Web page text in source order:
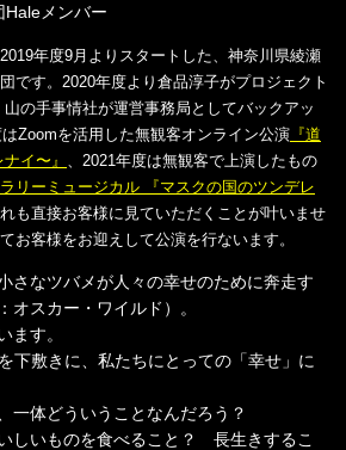
Haleメンバー
年度9月よりスタートした、神奈川県綾瀬
です。2020年度より倉品淳子がプロジェクト
の手事情社が運営事務局としてバックアッ
Zoomを活用した無観客オンライン公演 『道
イ〜』
、2021年度は無観客で上演したもの
ラリーミュージカル 『マスクの国のツンデレ
も直接お客様に見ていただくことが叶いませ
お客様をお迎えして公演を行ないます。
さなツバメが人々の幸せのために奔走す
オスカー・ワイルド）。
ます。
下敷きに、私たちにとっての「幸せ」に
一体どういうことなんだろう？
しいものを食べること？ 長生きするこ